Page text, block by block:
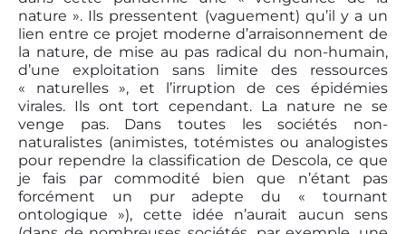
nature ». Ils pressentent (vaguement) qu’il y a un
lien entre ce projet moderne d’arraisonnement de
la nature, de mise au pas radical du non-humain,
d’une exploitation sans limite des ressources
« naturelles », et l’irruption de ces épidémies
virales. Ils ont tort cependant. La nature ne se
venge pas. Dans toutes les sociétés non-
naturalistes (animistes, totémistes ou analogistes
pour rependre la classification de Descola, ce que
je fais par commodité bien que n’étant pas
forcément un pur adepte du « tournant
ontologique »), cette idée n’aurait aucun sens